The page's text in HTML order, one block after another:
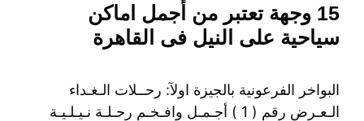
15 وجهة تعتبر من أجمل اماكن
سياحية على النيل فى القاهرة
البواخر الفرعونية بالجيزة اولآ: رحــلات الـغـداء
الـعـرض رقم ( 1 ) أجـمـل وافـخـم رحـلـة نـيـلـيـة